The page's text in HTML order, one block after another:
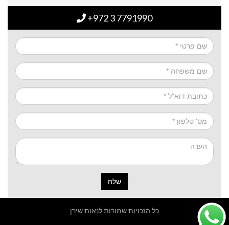
+972 3 7791990
שלח
כל הזכויות שמורות לנאות שירן